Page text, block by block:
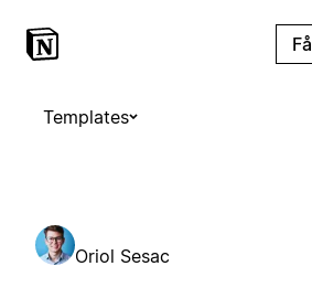
Templates
Oriol Sesac